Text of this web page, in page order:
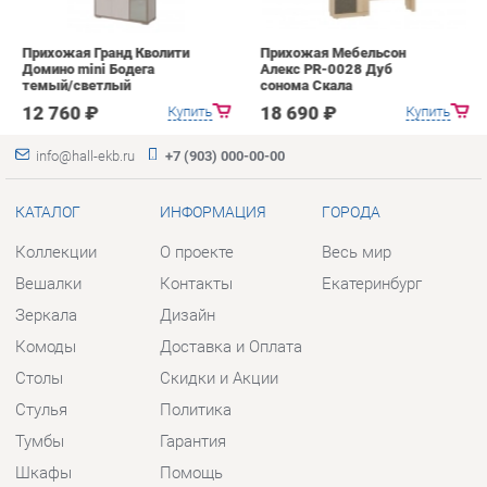
Коллекции
Вешалки
Зеркала
Столы
Шкафы
Комплектующие
О проекте
Контакты
Дизайн
Скидки и Акции
Помощь
Весь мир
Екатеринбург
КОНТАКТЫ
Шоурум и склад самовывоза
Адрес: г. Екатеринбург, пер.
Базовый, 47
Телефон: +7 (903) 000-00-00